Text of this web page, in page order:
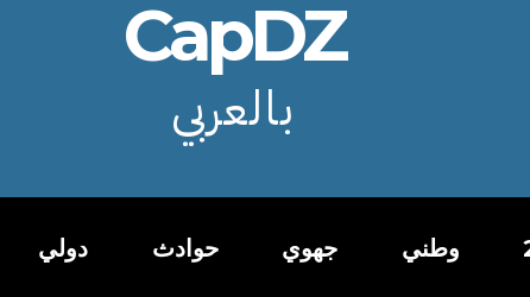
CapDZ
بالعربي
وطني جهوي حوادث دولي